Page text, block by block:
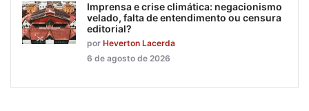
Imprensa e crise climática: negacionismo
velado, falta de entendimento ou censura
editorial?
por Heverton Lacerda
6 de agosto de 2026